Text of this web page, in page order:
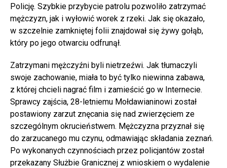
Policję. Szybkie przybycie patrolu pozwoliło zatrzymać
mężczyzn, jak i wyłowić worek z rzeki. Jak się okazało,
w szczelnie zamkniętej folii znajdował się żywy gołąb,
który po jego otwarciu odfrunął.
Zatrzymani mężczyźni byli nietrzeźwi. Jak tłumaczyli
swoje zachowanie, miała to być tylko niewinna zabawa,
z której chcieli nagrać film i zamieścić go w Internecie.
Sprawcy zajścia, 28-letniemu Mołdawianinowi został
postawiony zarzut znęcania się nad zwierzęciem ze
szczególnym okrucieństwem. Mężczyzna przyznał się
do zarzucanego mu czynu, odmawiając składania zeznań.
Po wykonanych czynnościach przez policjantów został
przekazany Służbie Granicznej z wnioskiem o wydalenie